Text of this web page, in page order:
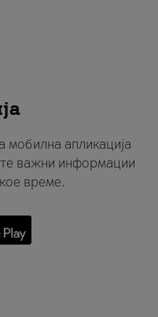
мобилна апликација
важни информации
време.